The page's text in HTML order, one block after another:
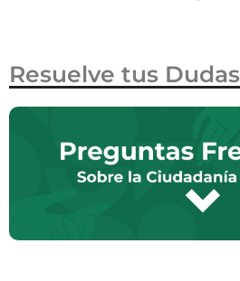
Resuelve tus Dudas